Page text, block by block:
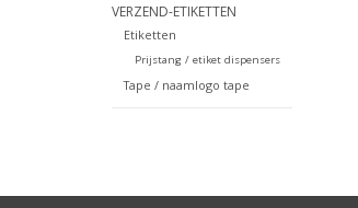
VERZEND-ETIKETTEN
Etiketten
Prijstang / etiket dispensers
Tape / naamlogo tape